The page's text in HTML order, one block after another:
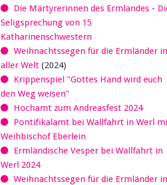
Die Märtyrerinnen des Ermlandes -
Seligsprechung von 15
Katharinenschwestern
Weihnachtssegen für die Ermländer in
aller Welt (2024)
Krippenspiel "Gottes Hand wird euch
den Weg weisen"
Hochamt zum Andreasfest 2024
Pontifikalamt bei Wallfahrt in Werl
Weihbischof Eberlein
Ermländische Vesper bei Wallfahrt in
Werl 2024
Weihnachtssegen für die Ermländer in